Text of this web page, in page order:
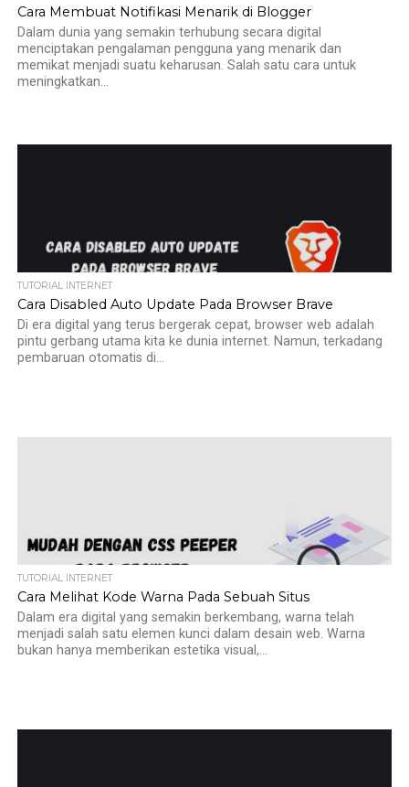
Cara Membuat Notifikasi Menarik di Blogger
Dalam dunia yang semakin terhubung secara digital
menciptakan pengalaman pengguna yang menarik dan
memikat menjadi suatu keharusan. Salah satu cara untuk
meningkatkan...
TUTORIAL INTERNET
Cara Disabled Auto Update Pada Browser Brave
Di era digital yang terus bergerak cepat, browser web adalah
pintu gerbang utama kita ke dunia internet. Namun, terkadang
pembaruan otomatis di...
TUTORIAL INTERNET
Cara Melihat Kode Warna Pada Sebuah Situs
Dalam era digital yang semakin berkembang, warna telah
menjadi salah satu elemen kunci dalam desain web. Warna
bukan hanya memberikan estetika visual,...